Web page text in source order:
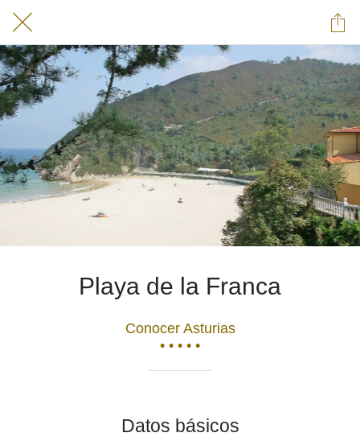
Playa de la Franca
Conocer Asturias
• • • • •
Datos básicos